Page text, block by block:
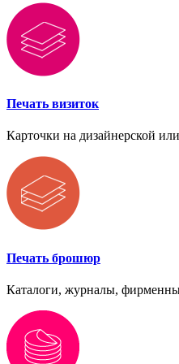
Печать визиток
Карточки на дизайнерской
Печать брошюр
Каталоги, журналы,